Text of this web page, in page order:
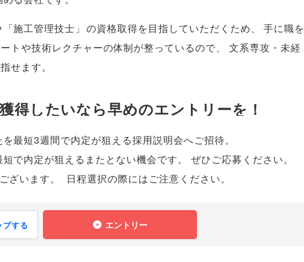
「施工管理技士 」 の資格取得を目指していただくため、
手に職を
トや技術レクチャーの体制が整っているので、
文系専攻・未経
せます。
得したいなら早めのエントリーを！
を最短3週間で内定が狙える採用説明会へご招待。
短で内定が狙えるまたとない機会です。 ぜひご応募ください。
ざいます。 日程選択の際にはご注意ください。
プする エントリー